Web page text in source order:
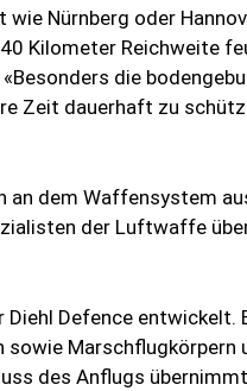
Nürnberg oder
Kilometer Reichweite
die
Zeit dauerhaft zu
an dem Waffensystem
der Luftwaffe
Defence entwickelt.
sowie Marschflugkörpern
des Anflugs